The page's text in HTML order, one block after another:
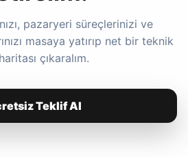
pazaryeri süreçlerinizi ve
masaya yatırıp net bir teknik
çıkaralım.
Teklif Al